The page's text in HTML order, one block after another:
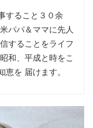
すること３０余
パパ＆ママに先人
することをライフ
和、平成と時をこ
恵を 届けます。